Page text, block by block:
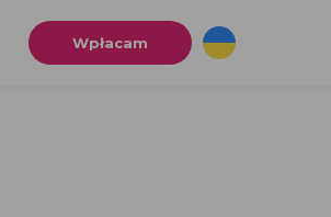
Wpłacam